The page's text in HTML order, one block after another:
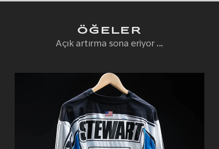
ÖĞELER
Açık artırma sona eriyor ...